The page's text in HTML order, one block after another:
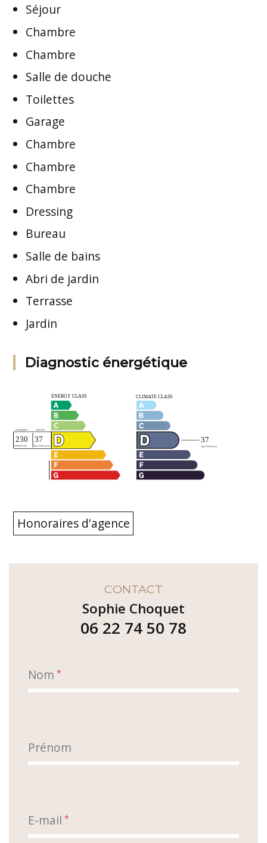
Séjour
Chambre
Chambre
Salle de douche
Toilettes
Garage
Chambre
Chambre
Chambre
Dressing
Bureau
Salle de bains
Abri de jardin
Terrasse
Jardin
Diagnostic énergétique
Honoraires d'agence
CONTACT
Sophie Choquet
06 22 74 50 78
Nom *
Prénom
E-mail *